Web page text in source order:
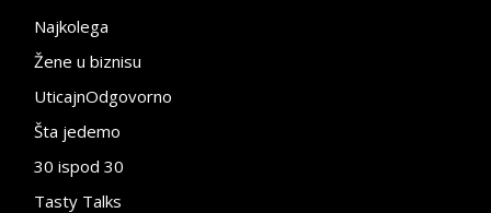
Najkolega
Žene u biznisu
UticajnOdgovorno
Šta jedemo
30 ispod 30
Tasty Talks